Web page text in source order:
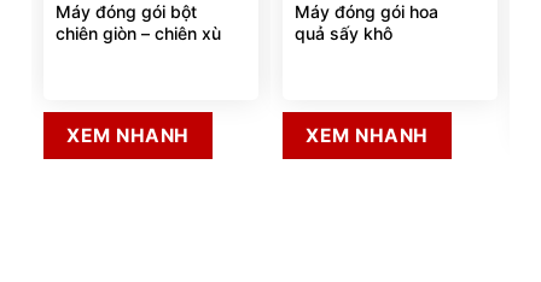
Máy đóng gói bột
chiên giòn – chiên xù
XEM NHANH
Máy đóng gói hoa
quả sấy khô
XEM NHANH